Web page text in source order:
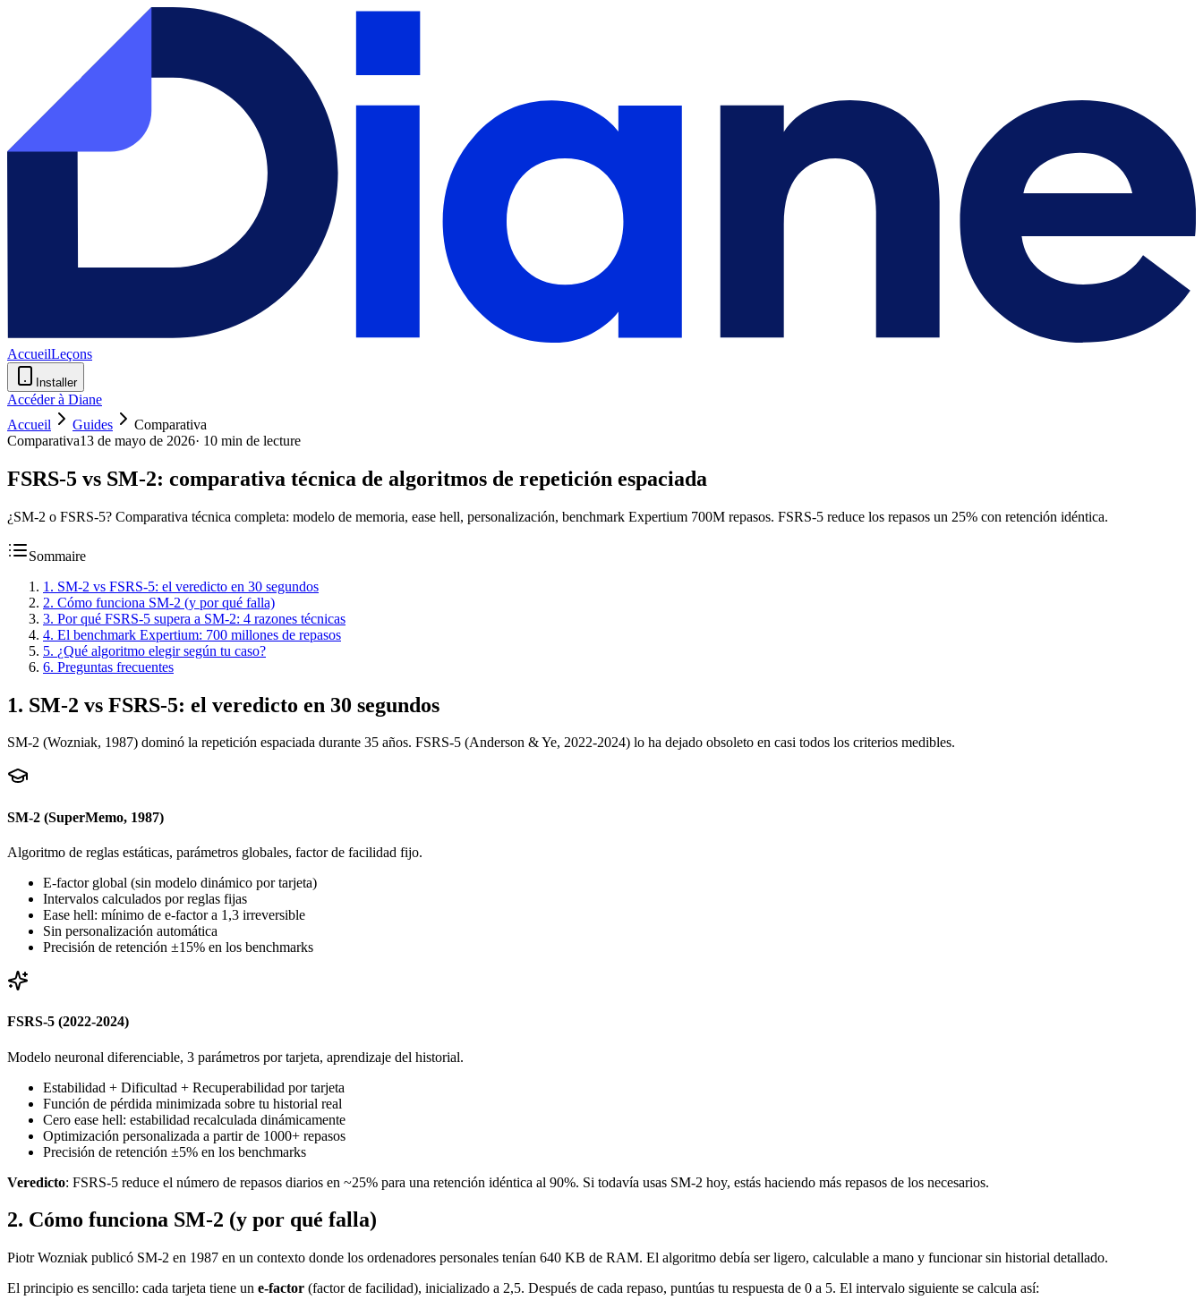
AccueilLeçons
Installer
Accéder à Diane
Accueil
Guides
Comparativa
Comparativa13 de mayo de 2026· 10 min de lecture
FSRS-5 vs SM-2: comparativa técnica de algoritmos de repetición espaciada
¿SM-2 o FSRS-5? Comparativa técnica completa: modelo de memoria, ease hell, personalización, benchmark Expertium 700M repasos. FSRS-5 reduce los repasos un 25% con retención idéntica.
Sommaire
1 . SM-2 vs FSRS-5: el veredicto en 30 segundos
2. Cómo funciona SM-2 (y por qué falla)
3. Por qué FSRS-5 supera a SM-2: 4 razones técnicas
4. El benchmark Expertium: 700 millones de repasos
5. ¿Qué algoritmo elegir según tu caso?
6. Preguntas frecuentes
1. SM-2 vs FSRS-5: el veredicto en 30 segundos
SM-2 (Wozniak, 1987) dominó la repetición espaciada durante 35 años. FSRS-5 (Anderson & Ye, 2022-2024) lo ha dejado obsoleto en casi todos los criterios medibles.
SM-2 (SuperMemo, 1987)
Algoritmo de reglas estáticas, parámetros globales, factor de facilidad fijo.
E-factor global (sin modelo dinámico por tarjeta)
Intervalos calculados por reglas fijas
Ease hell: mínimo de e-factor a 1,3 irreversible
Sin personalización automática
Precisión de retención ±15% en los benchmarks
FSRS-5 (2022-2024)
Modelo neuronal diferenciable, 3 parámetros por tarjeta, aprendizaje del historial.
Estabilidad + Dificultad + Recuperabilidad por tarjeta
Función de pérdida minimizada sobre tu historial real
Cero ease hell: estabilidad recalculada dinámicamente
Optimización personalizada a partir de 1000+ repasos
Precisión de retención ±5% en los benchmarks
Veredicto: FSRS-5 reduce el número de repasos diarios en ~25% para una retención idéntica al 90%. Si todavía usas SM-2 hoy, estás haciendo más repasos de los necesarios.
2. Cómo funciona SM-2 (y por qué falla)
Piotr Wozniak publicó SM-2 en 1987 en un contexto donde los ordenadores personales tenían 640 KB de RAM. El algoritmo debía ser ligero, calculable a mano y funcionar sin historial detallado.
El principio es sencillo: cada tarjeta tiene un e-factor (factor de facilidad), inicializado a 2,5. Después de cada repaso, puntúas tu respuesta de 0 a 5. El intervalo siguiente se calcula así: